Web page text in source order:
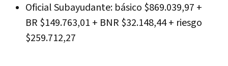
Oficial Subayudante: básico $869.039,97 +
BR $149.763,01 + BNR $32.148,44 + riesgo
$259.712,27